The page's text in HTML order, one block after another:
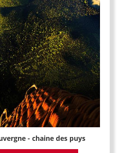
- chaine des puys